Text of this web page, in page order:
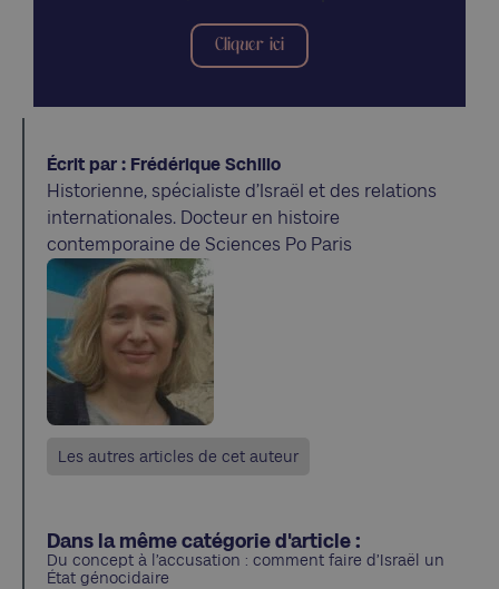
Cliquer ici
Écrit par : Frédérique Schillo
Historienne, spécialiste d’Israël et des relations
internationales. Docteur en histoire
contemporaine de Sciences Po Paris
Les autres articles de cet auteur
Dans la même catégorie d'article :
Du concept à l’accusation : comment faire d’Israël un
État génocidaire